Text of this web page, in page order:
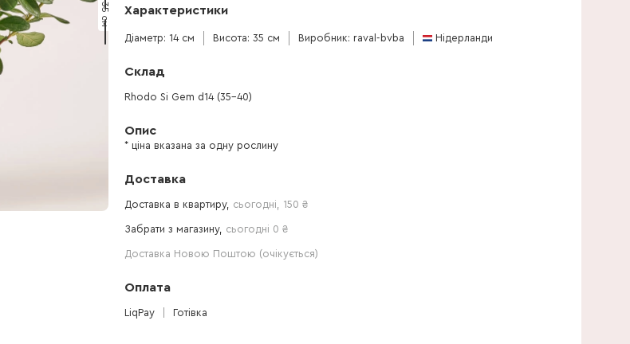
35 см Характеристики
Діаметр: 14 см Висота: 35 см Виробник: raval-bvba Нідерланди
Склад
Rhodo Si Gem d14 (35-40)
Опис
* ціна вказана за одну рослину
Доставка
Доставка в квартиру, сьогодні 150 ₴
Забрати з магазину, сьогодні 0 ₴
Доставка Новою Поштою (очікується)
Оплата
LiqPay Готівка